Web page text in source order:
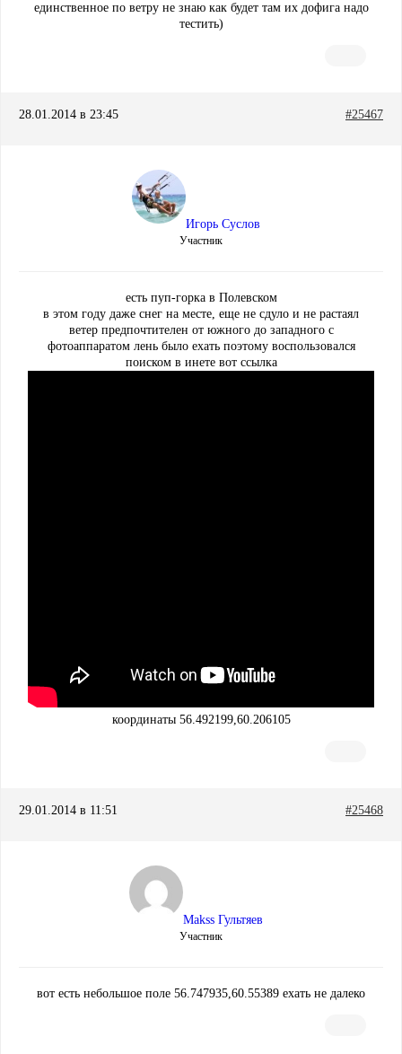
единственное по ветру не знаю как будет там их дофига надо
тестить)
28.01.2014 в 23:45 #25467
Игорь Суслов
Участник
есть пуп-горка в Полевском
в этом году даже снег на месте, еще не сдуло и не растаял
ветер предпочтителен от южного до западного с
фотоаппаратом лень было ехать поэтому воспользовался
поиском в инете вот ссылка
координаты 56.492199,60.206105
29.01.2014 в 11:51 #25468
Makss Гультяев
Участник
вот есть небольшое поле 56.747935,60.55389 ехать не далеко